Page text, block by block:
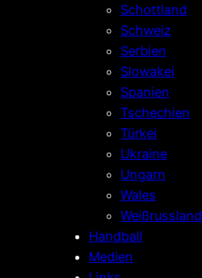
Schottland
Schweiz
Serbien
Slowakei
Spanien
Tschechien
Türkei
Ukraine
Ungarn
Wales
Weißrussland
Handball
Medien